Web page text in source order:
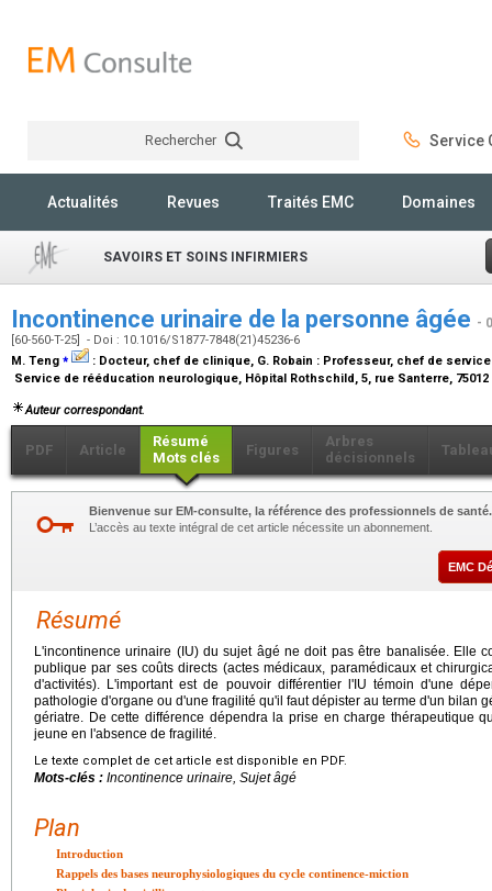
Rechercher Service
Actualités Revues Traités EMC Domaines
SAVOIRS ET SOINS INFIRMIERS
Incontinence urinaire de la personne âgée -
[60-560-T-25] - Doi : 10.1016/S1877-7848(21)45236-6
M. Teng ⁎ : Docteur, chef de clinique, G. Robain : Professeur, chef de service
Service de rééducation neurologique, Hôpital Rothschild, 5, rue Santerre,
Auteur correspondant.
PDF Article
Résumé
Mots clés
Figures
Arbres
décisionnels
Bienvenue sur EM-consulte, la référence des professionnels de santé.
L’accès au texte intégral de cet article nécessite un abonnement.
EMC
Résumé
L'incontinence urinaire (IU) du sujet âgé ne doit pas être banalisée. Elle
publique par ses coûts directs (actes médicaux, paramédicaux et
d'activités). L'important est de pouvoir différentier l'IU témoin d'une
pathologie d'organe ou d'une fragilité qu'il faut dépister au terme d'un bilan
gériatre. De cette différence dépendra la prise en charge thérapeutique
jeune en l'absence de fragilité.
Le texte complet de cet article est disponible en PDF.
Mots-clés : Incontinence urinaire, Sujet âgé
Plan
Introduction
Rappels des bases neurophysiologiques du cycle continence-miction